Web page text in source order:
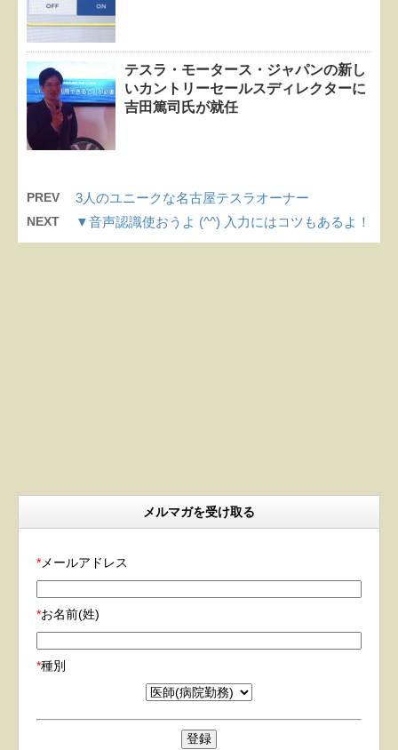
テスラ・モータース・ジャパンの新し
いカントリーセールスディレクターに
吉田篤司氏が就任
PREV 3人のユニークな名古屋テスラオーナー
NEXT ▼音声認識使おうよ (^^) 入力にはコツもあるよ！
メルマガを受け取る
* メールアドレス
*お名前(姓)
*種別